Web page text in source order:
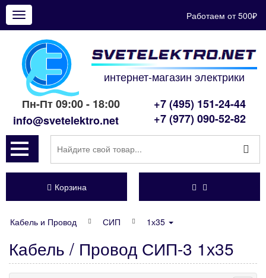
Показать
меню
Работаем от 500₽
интернет-магазин электрики
Пн-Пт 09:00 - 18:00
info@svetelektro.net
+7 (495) 151-24-44
+7 (977) 090-52-82
Корзина
Кабель и Провод СИП 1х35
Кабель / Провод СИП-3 1х35